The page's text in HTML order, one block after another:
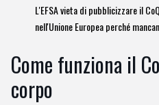
L'EFSA vieta di pubblicizzare il
nell'Unione Europea perché
Come funziona il
corpo